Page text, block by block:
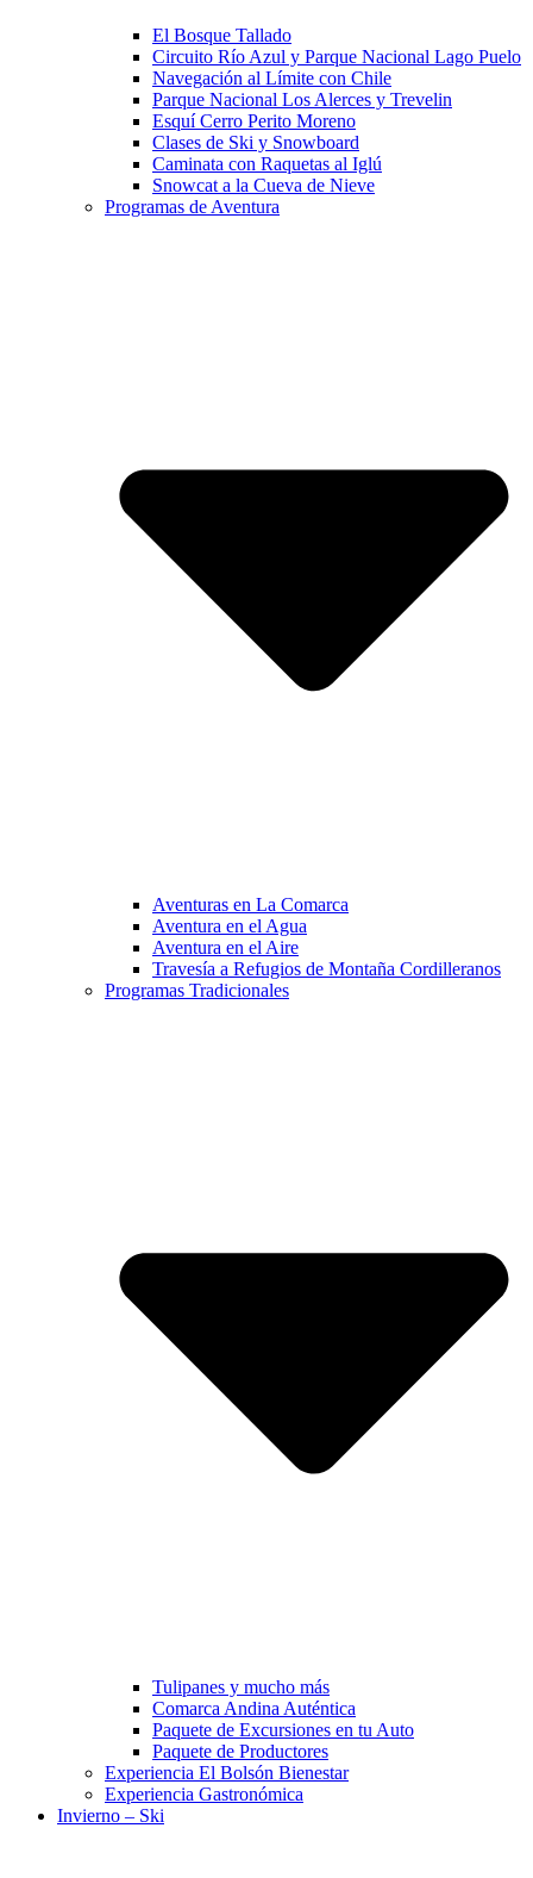
El Bosque Tallado
Circuito Río Azul y Parque Nacional Lago Puelo
Navegación al Límite con Chile
Parque Nacional Los Alerces y Trevelin
Esquí Cerro Perito Moreno
Clases de Ski y Snowboard
Caminata con Raquetas al Iglú
Snowcat a la Cueva de Nieve
Programas de Aventura
Aventuras en La Comarca
Aventura en el Agua
Aventura en el Aire
Travesía a Refugios de Montaña Cordilleranos
Programas Tradicionales
Tulipanes y mucho más
Comarca Andina Auténtica
Paquete de Excursiones en tu Auto
Paquete de Productores
Experiencia El Bolsón Bienestar
Experiencia Gastronómica
Invierno – Ski